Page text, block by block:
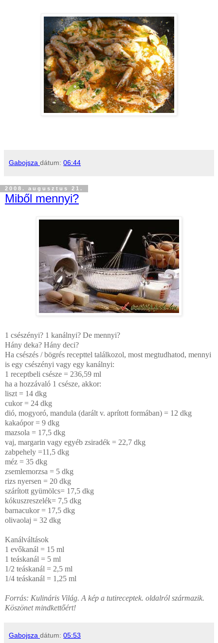
Gabojsza dátum: 06:44
2008. augusztus 21.
Miből mennyi?
1 csészényi? 1 kanálnyi? De mennyi?
Hány deka? Hány deci?
Ha csészés / bögrés recepttel találkozol, most megtudhatod, mennyi
is egy csészényi vagy egy kanálnyi:
1 receptbeli csésze = 236,59 ml
ha a hozzávaló 1 csésze, akkor:
liszt = 14 dkg
cukor = 24 dkg
dió, mogyoró, mandula (darált v. aprított formában) = 12 dkg
kakaópor = 9 dkg
mazsola = 17,5 dkg
vaj, margarin vagy egyéb zsiradék = 22,7 dkg
zabpehely =11,5 dkg
méz = 35 dkg
zsemlemorzsa = 5 dkg
rizs nyersen = 20 dkg
szárított gyümölcs= 17,5 dkg
kókuszreszelék= 7,5 dkg
barnacukor = 17,5 dkg
olivaolaj = 32 dkg
Kanálváltások
1 evőkanál = 15 ml
1 teáskanál = 5 ml
1/2 teáskanál = 2,5 ml
1/4 teáskanál = 1,25 ml
Forrás: Kulináris Világ. A kép a tutireceptek. oldalról származik.
Köszönet mindkettőért!
Gabojsza dátum: 05:53